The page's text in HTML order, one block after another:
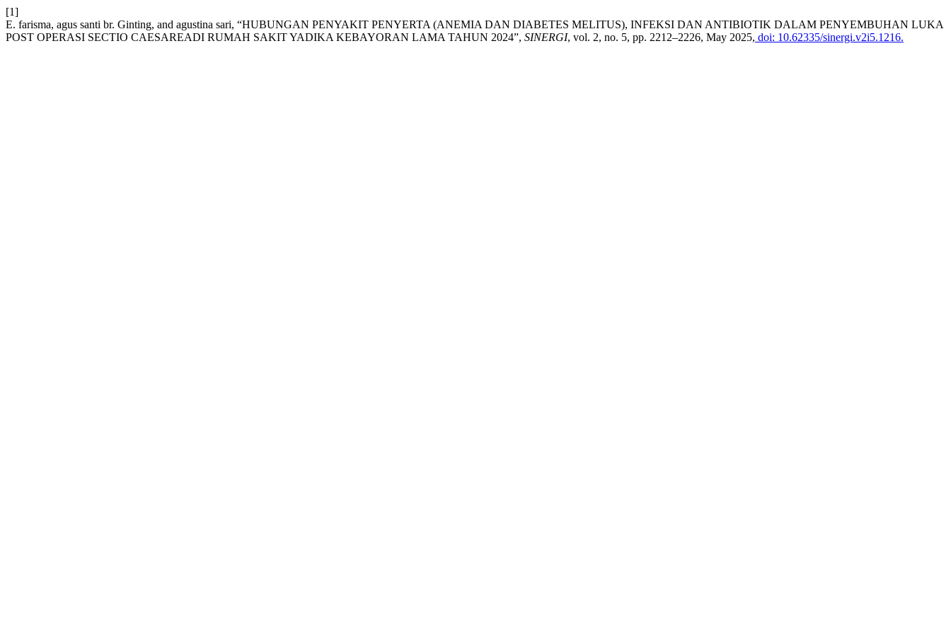
[1]
E. farisma, agus santi br. Ginting, and agustina sari, “HUBUNGAN PENYAKIT PENYERTA (ANEMIA DAN DIABETES MELITUS), INFEKSI DAN ANTIBIOTIK DALAM PENYEMBUHAN LUKA
POST OPERASI SECTIO CAESAREADI RUMAH SAKIT YADIKA KEBAYORAN LAMA TAHUN 2024”, SINERGI, vol. 2, no. 5, pp. 2212–2226, May 2025, doi: 10.62335/sinergi.v2i5.1216.